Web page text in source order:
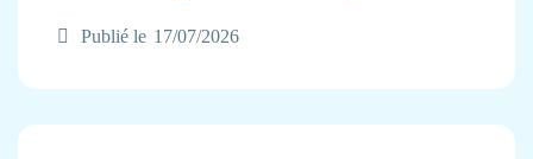
Publié le 17/07/2026